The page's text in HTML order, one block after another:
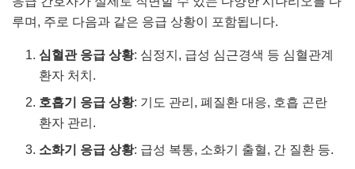
루며, 주로 다음과 같은 응급 상황이 포함됩니다.
심혈관 응급 상황: 심정지, 급성 심근경색 등 심혈관계
환자 처치.
호흡기 응급 상황: 기도 관리, 폐질환 대응, 호흡 곤란
환자 관리.
소화기 응급 상황: 급성 복통, 소화기 출혈, 간 질환 등.